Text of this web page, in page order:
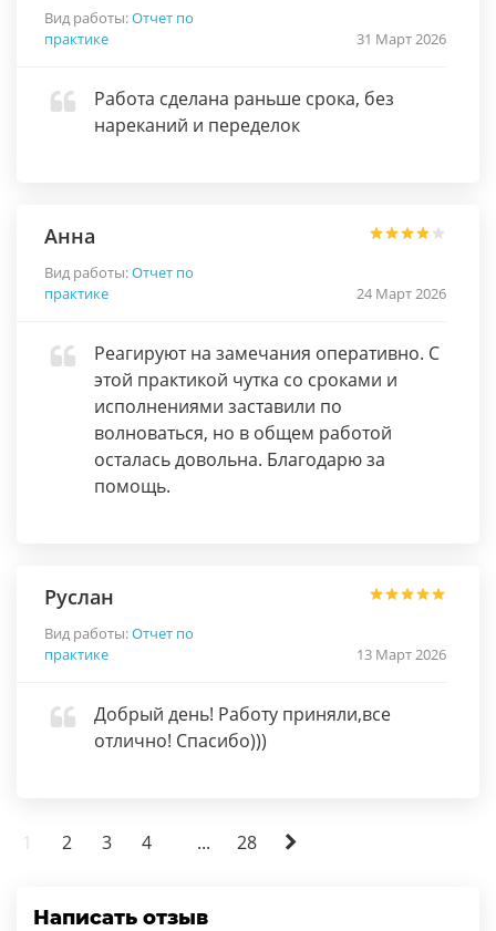
Вид работы:Отчет по
практике
31 Март 2026
Работа сделана раньше срока, без
нареканий и переделок
Анна
Вид работы:Отчет по
практике
24 Март 2026
Реагируют на замечания оперативно. С
этой практикой чутка со сроками и
исполнениями заставили по
волноваться, но в общем работой
осталась довольна. Благодарю за
помощь.
Руслан
Вид работы:Отчет по
практике
13 Март 2026
Добрый день! Работу приняли,все
отлично! Спасибо)))
1 2 3 4 ... 28
Написать отзыв